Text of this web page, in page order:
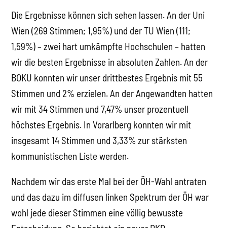
Die Ergebnisse können sich sehen lassen. An der Uni
Wien (269 Stimmen; 1,95%) und der TU Wien (111;
1,59%) – zwei hart umkämpfte Hochschulen – hatten
wir die besten Ergebnisse in absoluten Zahlen. An der
BOKU konnten wir unser drittbestes Ergebnis mit 55
Stimmen und 2% erzielen. An der Angewandten hatten
wir mit 34 Stimmen und 7,47% unser prozentuell
höchstes Ergebnis. In Vorarlberg konnten wir mit
insgesamt 14 Stimmen und 3,33% zur stärksten
kommunistischen Liste werden.
Nachdem wir das erste Mal bei der ÖH-Wahl antraten
und das dazu im diffusen linken Spektrum der ÖH war
wohl jede dieser Stimmen eine völlig bewusste